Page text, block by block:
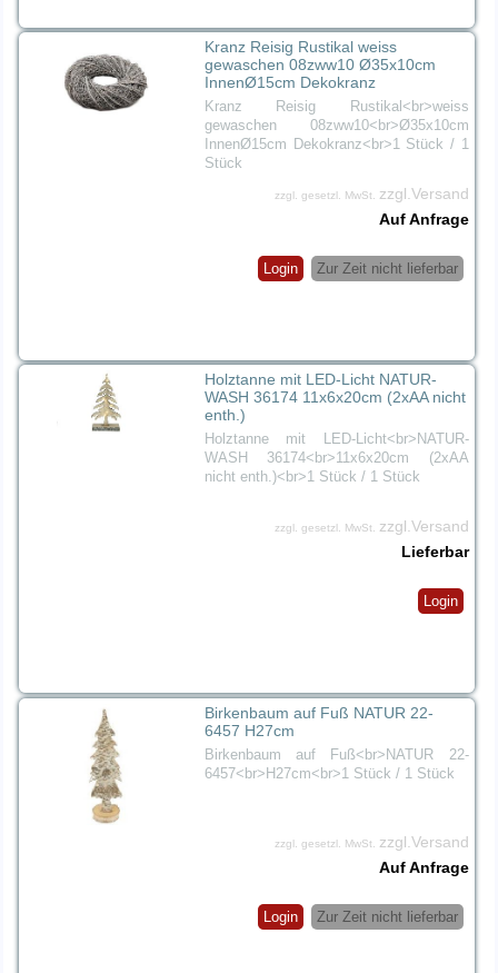
Kranz Reisig Rustikal weiss
gewaschen 08zww10 Ø35x10cm
InnenØ15cm Dekokranz
Kranz Reisig Rustikal<br>weiss
gewaschen 08zww10<br>Ø35x10cm
InnenØ15cm Dekokranz<br>1 Stück / 1
Stück
zzgl. gesetzl. MwSt.
zzgl.Versand
Auf Anfrage
Zur Zeit nicht lieferbar
Login
Holztanne mit LED-Licht NATUR-
WASH 36174 11x6x20cm (2xAA nicht
enth.)
Holztanne mit LED-Licht<br>NATUR-
WASH 36174<br>11x6x20cm (2xAA
nicht enth.)<br>1 Stück / 1 Stück
zzgl. gesetzl. MwSt. zzgl.Versand
Lieferbar
Login
Birkenbaum auf Fuß NATUR 22-
6457 H27cm
Birkenbaum auf Fuß<br>NATUR 22-
6457<br>H27cm<br>1 Stück / 1 Stück
zzgl. gesetzl. MwSt.
zzgl.Versand
Auf Anfrage
Zur Zeit nicht lieferbar
Login